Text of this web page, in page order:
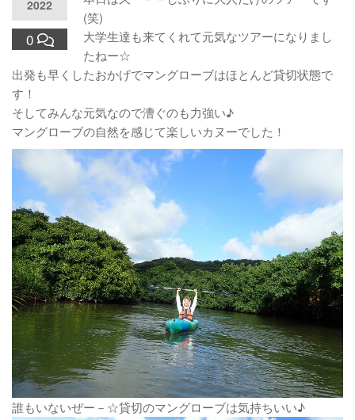
2022
0
(笑)
大学生達も来てくれて元気なツアーになりまし
たねー☆
出発も早くしたおかげでマングローブはほとんど貸切状態で
す！
そしてみんな元気なので漕ぐのも力強い♪
マングローブの自然を感じて楽しいカヌーでした！
誰もいないぜー－☆貸切のマングローブは気持ちいい♪